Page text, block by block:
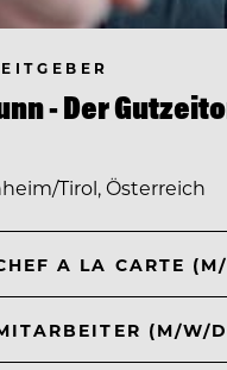
- Der
Tirol, Österreich
A LA CARTE
(M/W/